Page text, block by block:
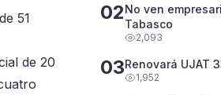
51
de 20
02No ven
Tabasco
2,093
03Renovará UJAT
1,952